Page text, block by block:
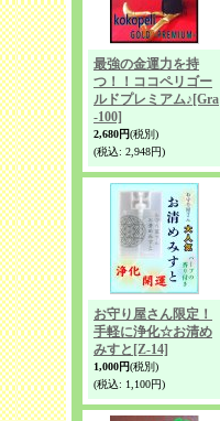
最強の金運力を持
つ！！ココペリゴー
ルドプレミアム♪ [Gra
-100]
2,680円(税別)
(税込: 2,948円)
お守り屋さん限定！
手軽に浄化☆お清め
みすと [Z-14]
1,000円(税別)
(税込: 1,100円)